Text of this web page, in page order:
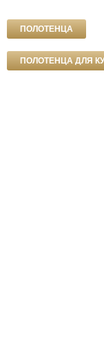
ПОЛОТЕНЦА
ПОЛОТЕНЦА ДЛЯ